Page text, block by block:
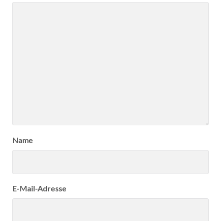
Name
E-Mail-Adresse